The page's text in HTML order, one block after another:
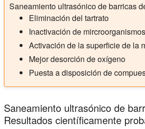
Saneamiento ultrasónico de barricas
Eliminación del tartrato
Inactivación de mircroorganismos
Activación de la superficie de la
Mejor desorción de oxígeno
Puesta a disposición de
Saneamiento ultrasónico de
Resultados científicamente